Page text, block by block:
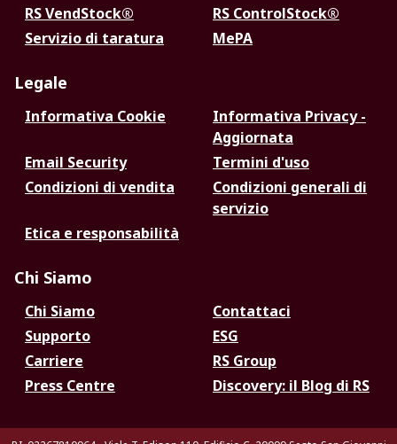
RS VendStock®
RS ControlStock®
Servizio di taratura
MePA
Legale
Informativa Cookie
Informativa Privacy -
Aggiornata
Email Security
Termini d'uso
Condizioni di vendita
Condizioni generali di
servizio
Etica e responsabilità
Chi Siamo
Chi Siamo
Contattaci
Supporto
ESG
Carriere
RS Group
Press Centre
Discovery: il Blog di RS